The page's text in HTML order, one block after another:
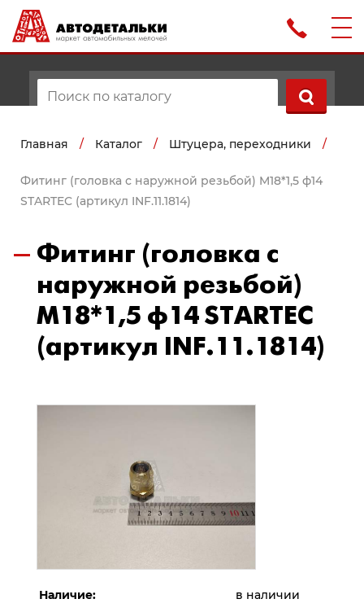
Главная / Каталог / Штуцера, переходники /
Фитинг (головка с наружной резьбой) M18*1,5 ф14
STARTEC (артикул INF.11.1814)
Фитинг (головка с
наружной резьбой)
M18*1,5 ф14 STARTEC
(артикул INF.11.1814)
Наличие:
в наличии